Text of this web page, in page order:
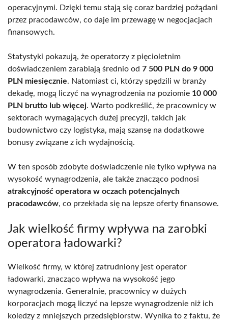
operacyjnymi. Dzięki temu stają się coraz bardziej pożądani
przez pracodawców, co daje im przewagę w negocjacjach
finansowych.
Statystyki pokazują, że operatorzy z pięcioletnim
doświadczeniem zarabiają średnio od 7 500 PLN do 9 000
PLN miesięcznie. Natomiast ci, którzy spędzili w branży
dekadę, mogą liczyć na wynagrodzenia na poziomie 10 000
PLN brutto lub więcej. Warto podkreślić, że pracownicy w
sektorach wymagających dużej precyzji, takich jak
budownictwo czy logistyka, mają szansę na dodatkowe
bonusy związane z ich wydajnością.
W ten sposób zdobyte doświadczenie nie tylko wpływa na
wysokość wynagrodzenia, ale także znacząco podnosi
atrakcyjność operatora w oczach potencjalnych
pracodawców, co przekłada się na lepsze oferty finansowe.
Jak wielkość firmy wpływa na zarobki
operatora ładowarki?
Wielkość firmy, w której zatrudniony jest operator
ładowarki, znacząco wpływa na wysokość jego
wynagrodzenia. Generalnie, pracownicy w dużych
korporacjach mogą liczyć na lepsze wynagrodzenie niż ich
koledzy z mniejszych przedsiębiorstw. Wynika to z faktu, że